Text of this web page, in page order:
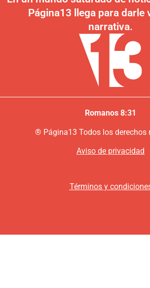
Página13 llega para darle
narrativa.
Romanos 8:31
® Página13 Todos los derechos
Aviso de privacidad
Términos y